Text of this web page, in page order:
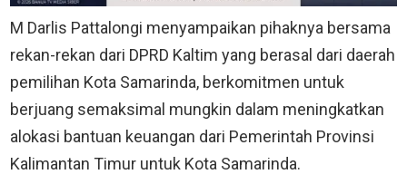
M Darlis Pattalongi menyampaikan pihaknya bersama
rekan-rekan dari DPRD Kaltim yang berasal dari daerah
pemilihan Kota Samarinda, berkomitmen untuk
berjuang semaksimal mungkin dalam meningkatkan
alokasi bantuan keuangan dari Pemerintah Provinsi
Kalimantan Timur untuk Kota Samarinda.